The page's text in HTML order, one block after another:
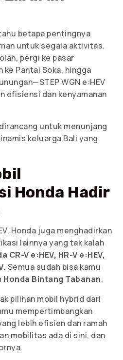
betapa pentingnya
untuk segala aktivitas.
pergi ke pasar
Pantai Soka, hingga
WGN e:HEV
efisiensi dan kenyamanan
untuk menunjang
keluarga Bali yang
Honda Hadir
Honda juga menghadirkan
lainnya yang tak kalah
CR-V e:HEV, HR-V e:HEV,
. Semua sudah bisa kamu
Honda Bintang Tabanan.
pilihan mobil hybrid dari
mempertimbangkan
lebih efisien dan ramah
mobilitas ada di sini, dan